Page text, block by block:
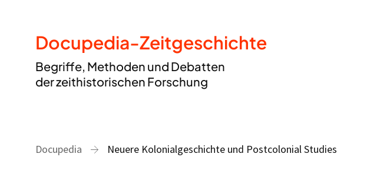
Docupedia-Zeitgeschichte
Begriffe, Methoden und Debatten
der zeithistorischen Forschung
Docupedia Neuere Kolonialgeschichte und Postcolonial Studies